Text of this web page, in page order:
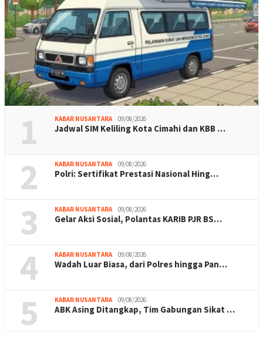
1 KABAR NUSANTARA 09/08/2026
Jadwal SIM Keliling Kota Cimahi dan KBB …
2 KABAR NUSANTARA 09/08/2026
Polri: Sertifikat Prestasi Nasional Hing…
3 KABAR NUSANTARA 09/08/2026
Gelar Aksi Sosial, Polantas KARIB PJR BS…
4 KABAR NUSANTARA 09/08/2026
Wadah Luar Biasa, dari Polres hingga Pan…
5 KABAR NUSANTARA 09/08/2026
ABK Asing Ditangkap, Tim Gabungan Sikat …